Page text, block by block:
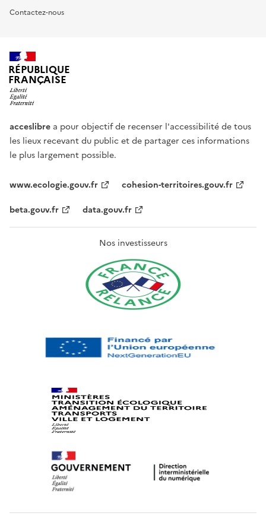
Contactez-nous
RÉPUBLIQUE
FRANÇAISE
acceslibre a pour objectif de recenser l'accessibilité de tous
les lieux recevant du public et de partager ces informations
le plus largement possible.
www.ecologie.gouv.fr
cohesion-territoires.gouv.fr
beta.gouv.fr
data.gouv.fr
Nos investisseurs